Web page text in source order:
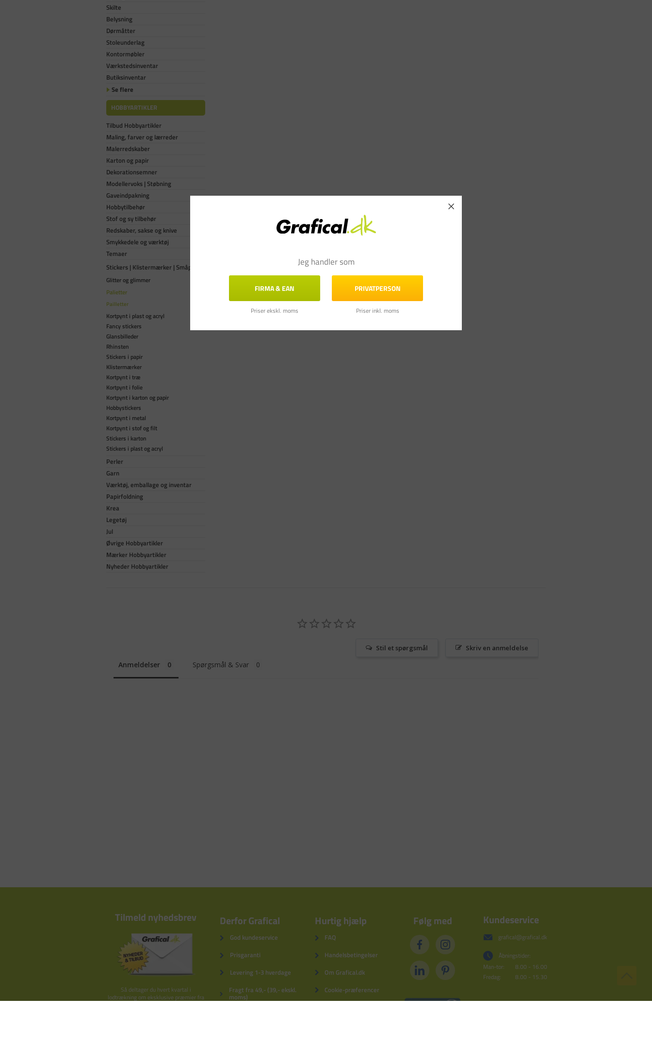
Skilte
Belysning
Dørmåtter
Stoleunderlag
Kontormøbler
Værkstedsinventar
Butiksinventar
Se flere
HOBBYARTIKLER
Tilbud Hobbyartikler
Maling, farver og lærreder
Malerredskaber
Karton og papir
Dekorationsemner
Modellervoks | Støbning
Gaveindpakning
Hobbytilbehør
Stof og sy tilbehør
Redskaber, sakse og knive
Smykkedele og værktøj
Temaer
Stickers | Klistermærker | Småpynt
Glitter og glimmer
Palietter
Pailletter
Kortpynt i plast og acryl
Fancy stickers
Glansbilleder
Rhinsten
Stickers i papir
Klistermærker
Kortpynt i træ
Kortpynt i folie
Kortpynt i karton og papir
Hobbystickers
Kortpynt i metal
Kortpynt i stof og filt
Stickers i karton
Stickers i plast og acryl
Perler
Garn
Værktøj, emballage og inventar
Papirfoldning
Krea
Legetøj
Jul
Øvrige Hobbyartikler
Mærker Hobbyartikler
Nyheder Hobbyartikler
Skriv en anmeldelse
Stil et spørgsmål
Anmeldelser Spørgsmål & Svar
Tilmeld nyhedsbrev
Så deltager du hvert kvartal i
lodtrækning om eksklusive præmier fra
Derfor Grafical
God kundeservice
Prisgaranti
Levering 1-3 hverdage
Fragt fra 49,- (39,- ekskl.
moms)
Hurtig hjælp
FAQ
Handelsbetingelser
Om Grafical.dk
Cookie-præferencer
Følg med Kundeservice
grafical@grafical.dk
Åbningstider:
Man-tor:
8.00 - 16.00
Fredag:
8.00 - 15.30
Jeg handler som
FIRMA & EAN
Priser ekskl. moms
PRIVATPERSON
Priser inkl. moms